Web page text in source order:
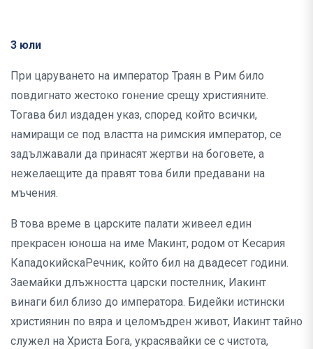
3 юли
При царуването на император Траян в Рим било
повдигнато жестоко гонение срещу християните.
Тогава бил издаден указ, според който всички,
намиращи се под властта на римския император, се
задължавали да принасят жертви на боговете, а
нежелаещите да правят това били предавани на
мъчения.
В това време в царските палати живеел един
прекрасен юноша на име Макинт, родом от Кесария
КападокийскаРечник, който бил на двадесет години.
Заемайки длъжността царски постелник, Иакинт
винаги бил близо до императора. Бидейки истински
християнин по вяра и целомъдрен живот, Иакинт тайно
служел на Христа Бога, украсявайки се с чистота,